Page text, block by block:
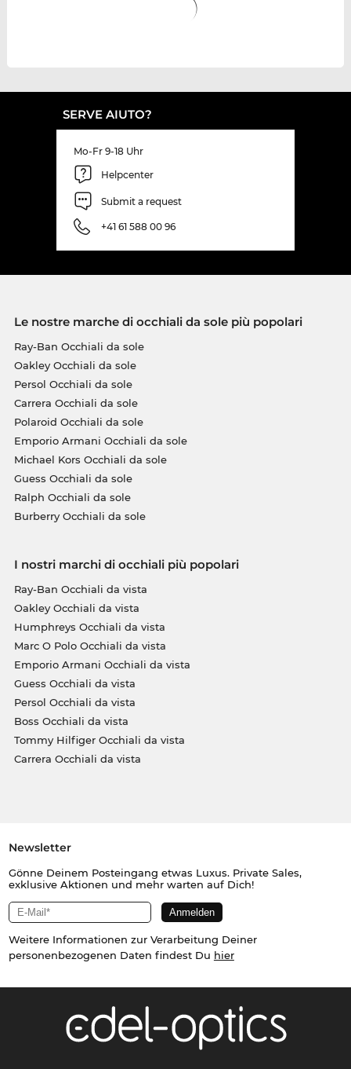
SERVE AIUTO?
Mo-Fr 9-18 Uhr
Helpcenter
Submit a request
+41 61 588 00 96
Le nostre marche di occhiali da sole più popolari
Ray-Ban Occhiali da sole
Oakley Occhiali da sole
Persol Occhiali da sole
Carrera Occhiali da sole
Polaroid Occhiali da sole
Emporio Armani Occhiali da sole
Michael Kors Occhiali da sole
Guess Occhiali da sole
Ralph Occhiali da sole
Burberry Occhiali da sole
I nostri marchi di occhiali più popolari
Ray-Ban Occhiali da vista
Oakley Occhiali da vista
Humphreys Occhiali da vista
Marc O Polo Occhiali da vista
Emporio Armani Occhiali da vista
Guess Occhiali da vista
Persol Occhiali da vista
Boss Occhiali da vista
Tommy Hilfiger Occhiali da vista
Carrera Occhiali da vista
Newsletter
Gönne Deinem Posteingang etwas Luxus. Private Sales,
exklusive Aktionen und mehr warten auf Dich!
Weitere Informationen zur Verarbeitung Deiner
personenbezogenen Daten findest Du hier